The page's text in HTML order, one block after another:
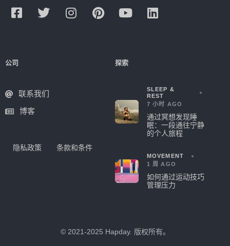
公司
联系我们
博客
隐私政策 条款和条件
探索
SLEEP &
REST
7 小时 AGO
通过冥想发现睡
眠：一段通往宁静
的个人旅程
MOVEMENT
1 周 AGO
如何通过运动技巧
管理压力
© 2021-2025 Hapday. 版权所有。